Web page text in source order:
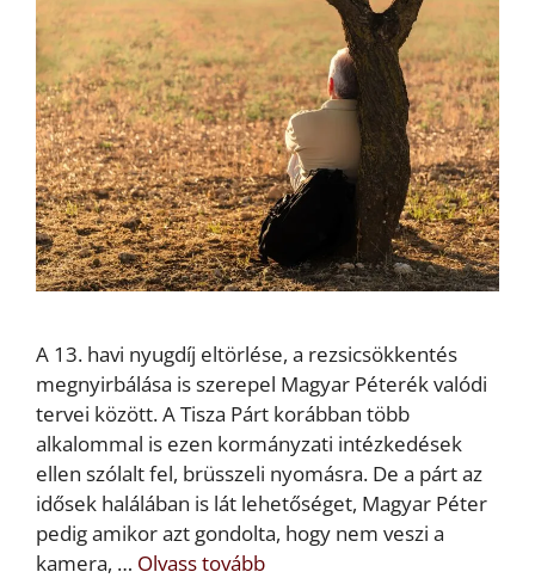
A 13. havi nyugdíj eltörlése, a rezsicsökkentés
megnyirbálása is szerepel Magyar Péterék valódi
tervei között. A Tisza Párt korábban több
alkalommal is ezen kormányzati intézkedések
ellen szólalt fel, brüsszeli nyomásra. De a párt az
idősek halálában is lát lehetőséget, Magyar Péter
pedig amikor azt gondolta, hogy nem veszi a
kamera, … Olvass tovább